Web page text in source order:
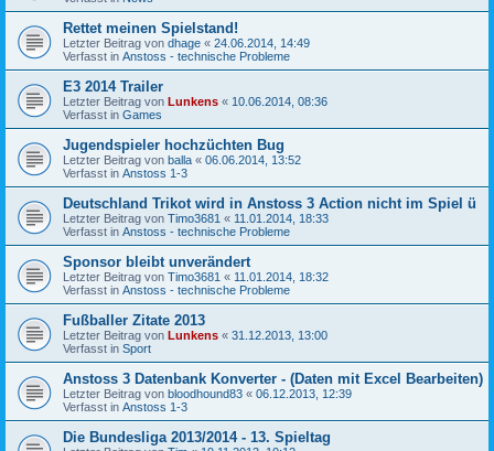
Rettet meinen Spielstand!
Letzter Beitrag von dhage « 24.06.2014, 14:49
Verfasst in Anstoss - technische Probleme
E3 2014 Trailer
Letzter Beitrag von Lunkens « 10.06.2014, 08:36
Verfasst in Games
Jugendspieler hochzüchten Bug
Letzter Beitrag von balla « 06.06.2014, 13:52
Verfasst in Anstoss 1-3
Deutschland Trikot wird in Anstoss 3 Action nicht im Spiel ü
Letzter Beitrag von Timo3681 « 11.01.2014, 18:33
Verfasst in Anstoss - technische Probleme
Sponsor bleibt unverändert
Letzter Beitrag von Timo3681 « 11.01.2014, 18:32
Verfasst in Anstoss - technische Probleme
Fußballer Zitate 2013
Letzter Beitrag von Lunkens « 31.12.2013, 13:00
Verfasst in Sport
Anstoss 3 Datenbank Konverter - (Daten mit Excel Bearbeiten)
Letzter Beitrag von bloodhound83 « 06.12.2013, 12:39
Verfasst in Anstoss 1-3
Die Bundesliga 2013/2014 - 13. Spieltag